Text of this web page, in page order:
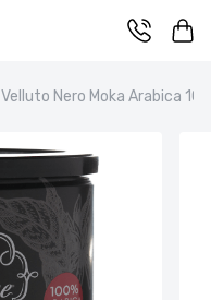
Velluto Nero Moka Arabica